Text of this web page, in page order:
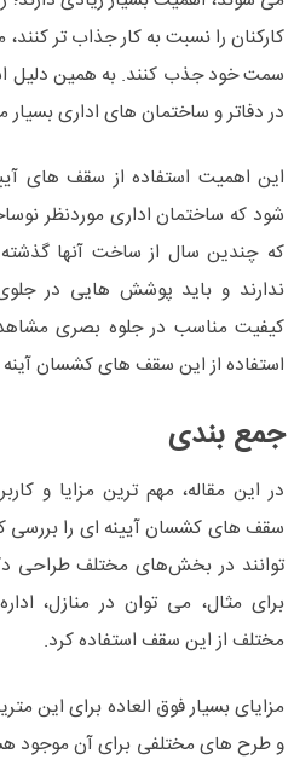
کارکنان را نسبت به کار جذاب تر کنند،
سمت خود جذب کنند. به همین دلیل
در دفاتر و ساختمان های اداری
این اهمیت استفاده از سقف های
شود که ساختمان اداری موردنظر
که چندین سال از ساخت آنها
ندارند و باید پوشش هایی در جلوی
کیفیت مناسب در جلوه بصری
استفاده از این سقف های کشسان
جمع بندی
در این مقاله، مهم ترین مزایا و
سقف های کشسان آیینه ای را
توانند در بخش‌های مختلف طراحی
برای مثال، می توان در منازل،
مختلف از این سقف استفاده کرد.
مزایای بسیار فوق العاده برای این
و طرح های مختلفی برای آن موجود